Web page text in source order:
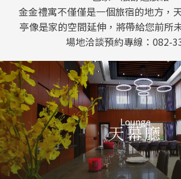
金金禮寓不僅僅是一個旅宿的地方，
亭像是家的空間延伸，將帶給您前所
場地洽談預約專線：082-
Sky Garden
發呆亭